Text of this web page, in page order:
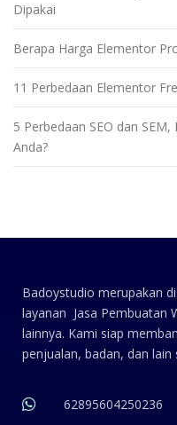
Dipakai
Berapa Harga Elementor
11 Perbedaan Elementor
5 Perbedaan SEO dan
Anda?
Badoystudio merupakan
layanan Jasa Pembuatan
lainnya. Kami siap
penjualan, badan, dan lain
62895604250236